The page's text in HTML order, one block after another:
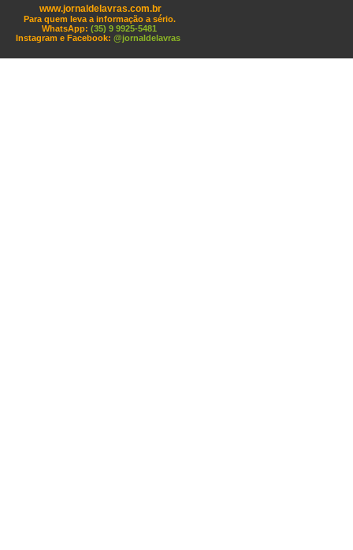
www.jornaldelavras.com.br
Para quem leva a informação a sério.
WhatsApp: (35) 9 9925-5481
Instagram e Facebook: @jornaldelavras